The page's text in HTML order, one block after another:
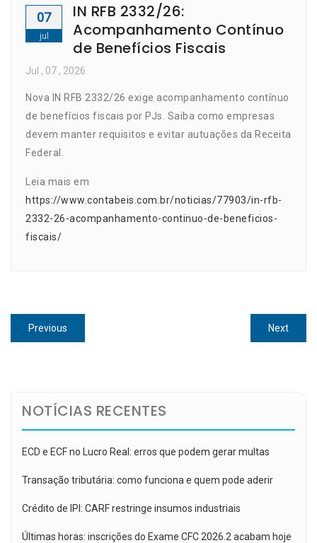
07
jul
IN RFB 2332/26:
Acompanhamento Contínuo
de Benefícios Fiscais
Jul , 07 , 2026
Nova IN RFB 2332/26 exige acompanhamento contínuo
de benefícios fiscais por PJs. Saiba como empresas
devem manter requisitos e evitar autuações da Receita
Federal.
Leia mais em
https://www.contabeis.com.br/noticias/77903/in-rfb-
2332-26-acompanhamento-continuo-de-beneficios-
fiscais/
Navegação
de
Previous
post:
NextNext
post:
NOTÍCIAS RECENTES
ECD e ECF no Lucro Real: erros que podem gerar multas
Transação tributária: como funciona e quem pode aderir
Crédito de IPI: CARF restringe insumos industriais
Últimas horas: inscrições do Exame CFC 2026.2 acabam hoje